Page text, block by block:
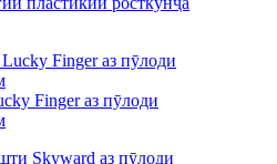
Finger аз пӯлоди